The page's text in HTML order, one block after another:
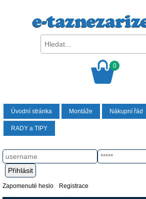
0
Úvodní stránka Montáže Nákupní řád
RADY a TIPY
Zapomenuté heslo Registrace